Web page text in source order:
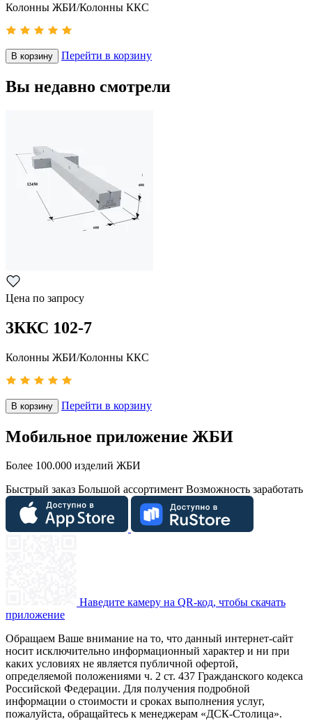
Колонны ЖБИ/Колонны ККС
В корзину Перейти в корзину
Вы недавно смотрели
Цена по запросу
3ККС 102-7
Колонны ЖБИ/Колонны ККС
В корзину Перейти в корзину
Мобильное приложение ЖБИ
Более 100.000 изделий ЖБИ
Быстрый заказ Большой ассортимент Возможность заработать
Наведите камеру на QR-код, чтобы скачать
приложение
Обращаем Ваше внимание на то, что данный интернет-сайт
носит исключительно информационный характер и ни при
каких условиях не является публичной офертой,
определяемой положениями ч. 2 ст. 437 Гражданского кодекса
Российской Федерации. Для получения подробной
информации о стоимости и сроках выполнения услуг,
пожалуйста, обращайтесь к менеджерам «ДСК-Столица».